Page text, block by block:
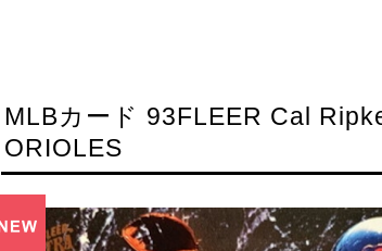
MLBカード 93FLEER Cal
ORIOLES